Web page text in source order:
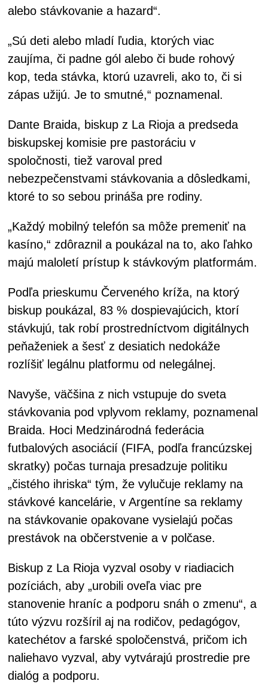
alebo stávkovanie a hazard“.
„Sú deti alebo mladí ľudia, ktorých viac
zaujíma, či padne gól alebo či bude rohový
kop, teda stávka, ktorú uzavreli, ako to, či si
zápas užijú. Je to smutné,“ poznamenal.
Dante Braida, biskup z La Rioja a predseda
biskupskej komisie pre pastoráciu v
spoločnosti, tiež varoval pred
nebezpečenstvami stávkovania a dôsledkami,
ktoré to so sebou prináša pre rodiny.
„Každý mobilný telefón sa môže premeniť na
kasíno,“ zdôraznil a poukázal na to, ako ľahko
majú maloletí prístup k stávkovým platformám.
Podľa prieskumu Červeného kríža, na ktorý
biskup poukázal, 83 % dospievajúcich, ktorí
stávkujú, tak robí prostredníctvom digitálnych
peňaženiek a šesť z desiatich nedokáže
rozlíšiť legálnu platformu od nelegálnej.
Navyše, väčšina z nich vstupuje do sveta
stávkovania pod vplyvom reklamy, poznamenal
Braida. Hoci Medzinárodná federácia
futbalových asociácií (FIFA, podľa francúzskej
skratky) počas turnaja presadzuje politiku
„čistého ihriska“ tým, že vylučuje reklamy na
stávkové kancelárie, v Argentíne sa reklamy
na stávkovanie opakovane vysielajú počas
prestávok na občerstvenie a v polčase.
Biskup z La Rioja vyzval osoby v riadiacich
pozíciách, aby „urobili oveľa viac pre
stanovenie hraníc a podporu snáh o zmenu“, a
túto výzvu rozšíril aj na rodičov, pedagógov,
katechétov a farské spoločenstvá, pričom ich
naliehavo vyzval, aby vytvárajú prostredie pre
dialóg a podporu.